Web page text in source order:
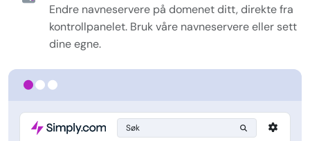
Søk
Endre navneservere på domenet ditt, direkte fra
kontrollpanelet. Bruk våre navneservere eller sett
dine egne.